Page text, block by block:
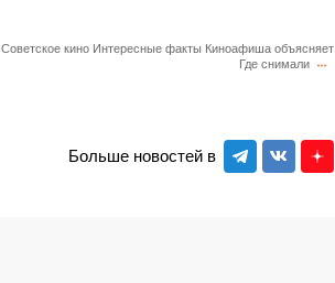
Советское кино Интересные факты Киноафиша объясняет
Где снимали
Больше новостей в